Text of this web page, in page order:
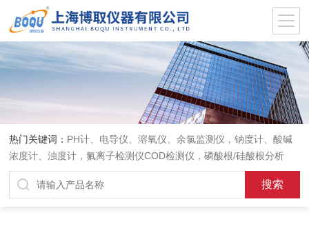
热门关键词： PH计、电导仪、溶氧仪、余氯监测仪，钠度计、酸碱
浓度计、浊度计，氟离子检测仪COD检测仪，磷酸根/硅酸根分析
仪，PH电极、溶氧电极、电导电极